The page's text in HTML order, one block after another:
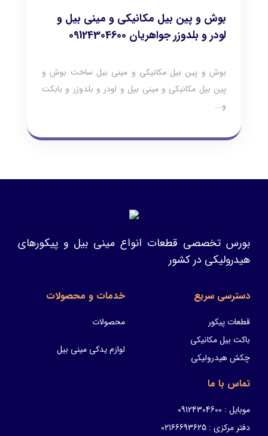
بوش و پین بیل مکانیکی و مینی بیل و
لودر و بلدوزر جواهریان 09124304600
بوش و پین بیل مکانیکی و مینی بیل ساخت بوش و
پین بیل مکانیکی و مینی بیل و لودر و بلدوزر و بابکت
و...
بورس تخصصی قطعات انواع مینی بیل و پیکورهای
هیدرولیکی در کشور
دسترسی سریع
قطعات پیکور
باکت بیل مکانیکی
چکش هیدرولیکی
خدمات و محصولات
محصولات
لوازم یدکی مینی بیل
تماس با ما
موبایل : 09124304600
دفتر مرکزی : 02166693625